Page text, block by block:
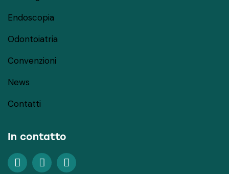
Endoscopia
Odontoiatria
Convenzioni
News
Contatti
In contatto